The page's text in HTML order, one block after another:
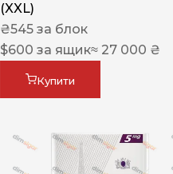
(XXL)
₴545 за блок
$600 за ящик≈ 27 000 ₴
Купити